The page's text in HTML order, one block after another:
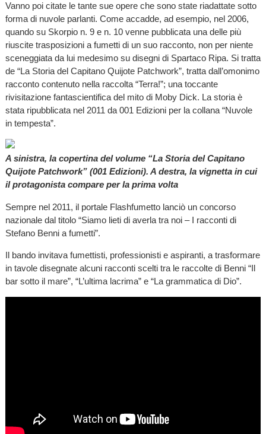
Vanno poi citate le tante sue opere che sono state riadattate sotto
forma di nuvole parlanti. Come accadde, ad esempio, nel 2006,
quando su Skorpio n. 9 e n. 10 venne pubblicata una delle più
riuscite trasposizioni a fumetti di un suo racconto, non per niente
sceneggiata da lui medesimo su disegni di Spartaco Ripa. Si tratta
de “La Storia del Capitano Quijote Patchwork”, tratta dall’omonimo
racconto contenuto nella raccolta “Terra!”; una toccante
rivisitazione fantascientifica del mito di Moby Dick. La storia è
stata ripubblicata nel 2011 da 001 Edizioni per la collana “Nuvole
in tempesta”.
A sinistra, la copertina del volume “La Storia del Capitano
Quijote Patchwork” (001 Edizioni). A destra, la vignetta in cui
il protagonista compare per la prima volta
Sempre nel 2011, il portale Flashfumetto lanciò un concorso
nazionale dal titolo “Siamo lieti di averla tra noi – I racconti di
Stefano Benni a fumetti”.
Il bando invitava fumettisti, professionisti e aspiranti, a trasformare
in tavole disegnate alcuni racconti scelti tra le raccolte di Benni “Il
bar sotto il mare”, “L’ultima lacrima” e “La grammatica di Dio”.